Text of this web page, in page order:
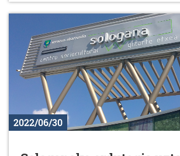
2022/06/30